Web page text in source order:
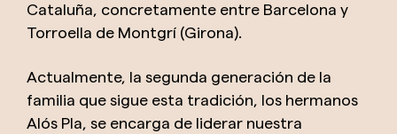
Cataluña, concretamente entre Barcelona y
Torroella de Montgrí (Girona).
Actualmente, la segunda generación de la
familia que sigue esta tradición, los hermanos
Alós Pla, se encarga de liderar nuestra